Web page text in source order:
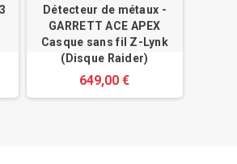
Détecteur de métaux -
GARRETT ACE APEX
Casque sans fil Z-Lynk
(Disque Raider)
649,00 €